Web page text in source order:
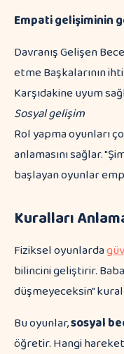
Empati gelişiminin
Davranış Gelişen
etme Başkalarının
Karşıdakine uyum
Sosyal gelişim
Rol yapma oyunları
anlamasını sağlar.
başlayan oyunlar
Kuralları
Fiziksel oyunlarda
bilincini geliştirir.
düşmeyeceksin"
Bu oyunlar,sosyal
öğretir. Hangi